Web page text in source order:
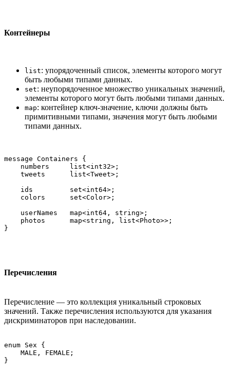
Контейнеры
list: упорядоченный список, элементы которого могут
быть любыми типами данных.
set: неупорядоченное множество уникальных значений,
элементы которого могут быть любыми типами данных.
map: контейнер ключ-значение, ключи должны быть
примитивными типами, значения могут быть любыми
типами данных.
message Containers {
    numbers     list<int32>;
    tweets      list<Tweet>;
    ids         set<int64>;
    colors      set<Color>;
    userNames   map<int64, string>;
    photos      map<string, list<Photo>>;
Перечисления
Перечисление — это коллекция уникальный строковых
значений. Также перечисления используются для указания
дискриминаторов при наследовании.
enum Sex {
    MALE, FEMALE;
}